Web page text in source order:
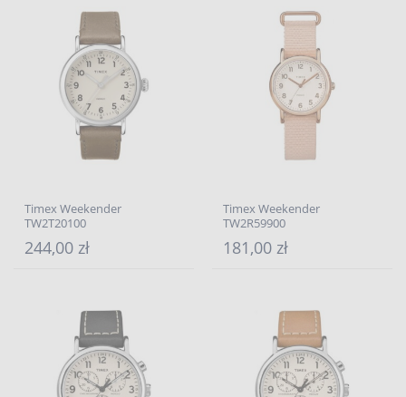
Timex Weekender
TW2T20100
244,00 zł
Timex Weekender
TW2R59900
181,00 zł